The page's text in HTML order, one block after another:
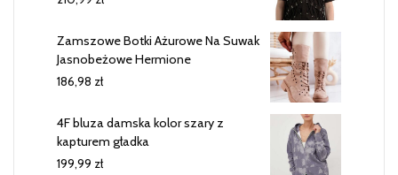
Zamszowe Botki Ażurowe Na Suwak
Jasnobeżowe Hermione
186,98 zł
4F bluza damska kolor szary z
kapturem gładka
199,99 zł